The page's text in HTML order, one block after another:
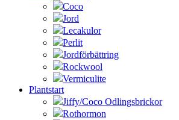
Coco
Jord
Lecakulor
Perlit
Jordförbättring
Rockwool
Vermiculite
Plantstart
Jiffy/Coco Odlingsbrickor
Rothormon